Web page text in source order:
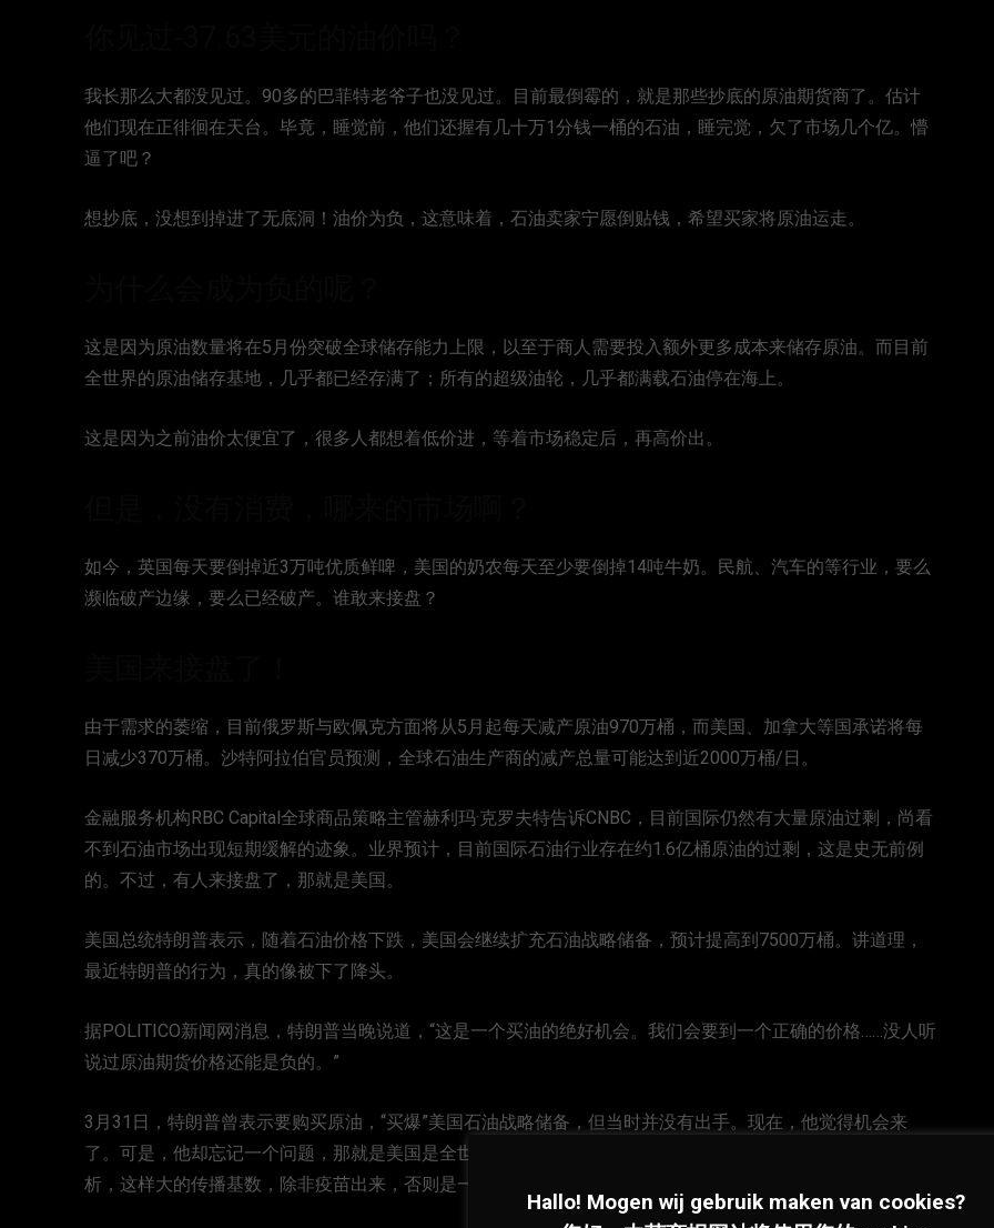
我长那么大都没见过。90多的巴菲特老爷子也没见过。目前最倒霉的，就是那些抄底的原油期货商了。估计
他们现在正徘徊在天台。毕竟，睡觉前，他们还握有几十万1分钱一桶的石油，睡完觉，欠了市场几个亿。懵
逼了吧？
想抄底，没想到掉进了无底洞！油价为负，这意味着，石油卖家宁愿倒贴钱，希望买家将原油运走。
这是因为原油数量将在5月份突破全球储存能力上限，以至于商人需要投入额外更多成本来储存原油。而目前
全世界的原油储存基地，几乎都已经存满了；所有的超级油轮，几乎都满载石油停在海上。
这是因为之前油价太便宜了，很多人都想着低价进，等着市场稳定后，再高价出。
如今，英国每天要倒掉近3万吨优质鲜啤，美国的奶农每天至少要倒掉14吨牛奶。民航、汽车的等行业，要么
濒临破产边缘，要么已经破产。谁敢来接盘？
由于需求的萎缩，目前俄罗斯与欧佩克方面将从5月起每天减产原油970万桶，而美国、加拿大等国承诺将每
日减少370万桶。沙特阿拉伯官员预测，全球石油生产商的减产总量可能达到近2000万桶/日。
金融服务机构RBC Capital全球商品策略主管赫利玛·克罗夫特告诉CNBC，目前国际仍然有大量原油过剩，尚看
不到石油市场出现短期缓解的迹象。业界预计，目前国际石油行业存在约1.6亿桶原油的过剩，这是史无前例
的。不过，有人来接盘了，那就是美国。
美国总统特朗普表示，随着石油价格下跌，美国会继续扩充石油战略储备，预计提高到7500万桶。讲道理，
最近特朗普的行为，真的像被下了降头。
据POLITICO新闻网消息，特朗普当晚说道，“这是一个买油的绝好机会。我们会要到一个正确的价格……没人听
说过原油期货价格还能是负的。”
3月31日，特朗普曾表示要购买原油，“买爆”美国石油战略储备，但当时并没有出手。现在，他觉得机会来
了。可是，他却忘记一个问题，那就是美国是全世界目前疫情最严重的国家，近80万人感染。研究人士分
析，这样大的传播基数，除非疫苗出来，否则是一点都控制不住的！
Hallo! Mogen wij gebruik maken van cookies?